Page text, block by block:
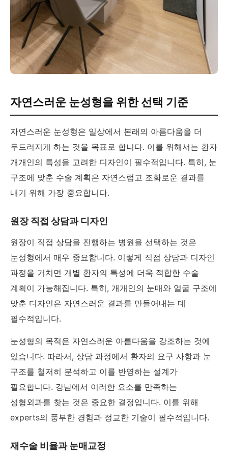
자연스러운 눈성형을 위한 선택 기준
자연스러운 눈성형은 일상에서 본래의 아름다움을 더
두드러지게 하는 것을 목표로 합니다. 이를 위해서는 환자
개개인의 특성을 고려한 디자인이 필수적입니다. 특히, 눈
구조에 맞춘 수술 계획은 자연스럽고 조화로운 결과를
내기 위해 가장 중요합니다.
원장 직접 상담과 디자인
원장이 직접 상담을 진행하는 병원을 선택하는 것은
눈성형에서 매우 중요합니다. 이렇게 직접 상담과 디자인
과정을 거치면 개별 환자의 특성에 더욱 적합한 수술
계획이 가능해집니다. 특히, 개개인의 눈매와 얼굴 구조에
맞춘 디자인은 자연스러운 결과를 만들어내는 데
필수적입니다.
눈성형의 목적은 자연스러운 아름다움을 강조하는 것에
있습니다. 따라서, 상담 과정에서 환자의 요구 사항과 눈
구조를 철저히 분석하고 이를 반영하는 설계가
필요합니다. 강남에서 이러한 요소를 만족하는
성형외과를 찾는 것은 중요한 결정입니다. 이를 위해
experts의 풍부한 경험과 정교한 기술이 필수적입니다.
재수술 비율과 눈매교정